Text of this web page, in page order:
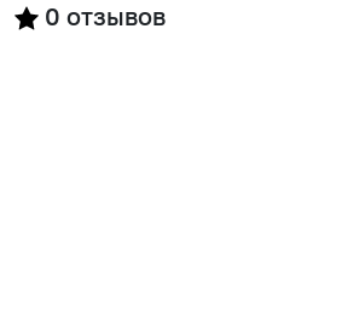
0 отзывов